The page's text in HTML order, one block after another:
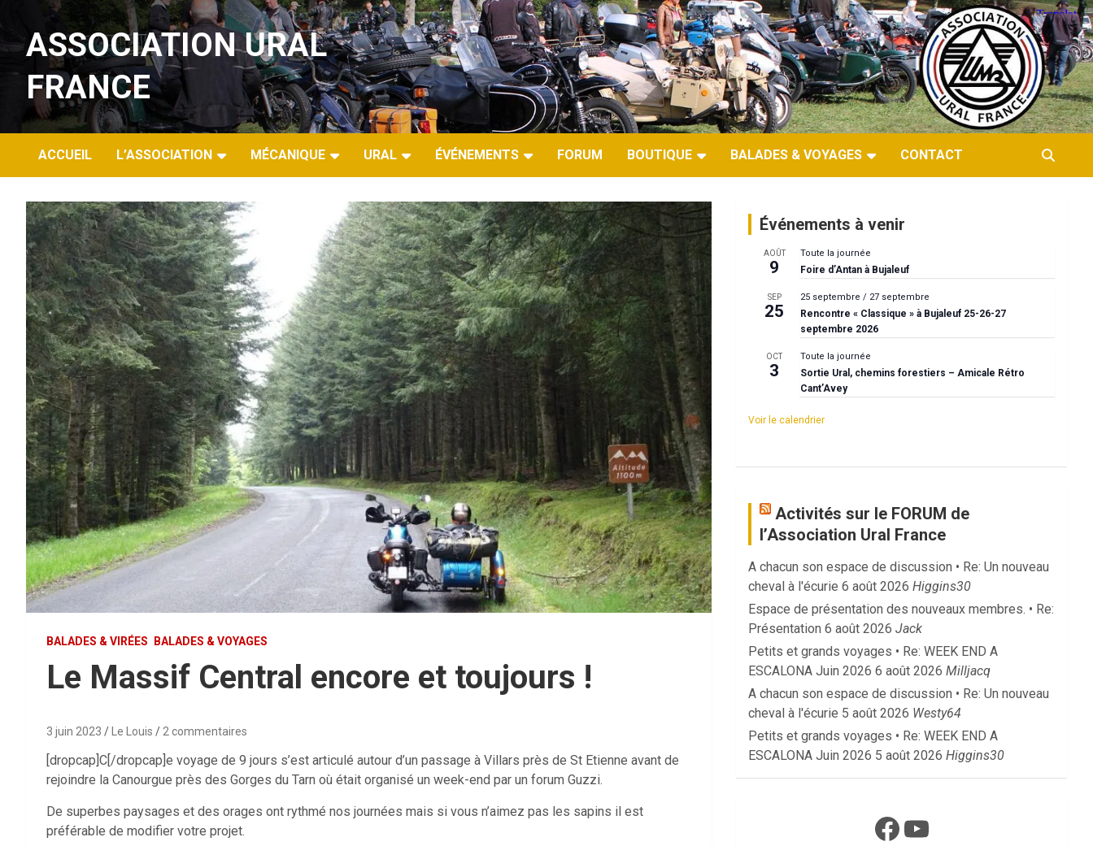
au
contenuASSOCIATION URAL
FRANCE
ACCUEIL L’ASSOCIATION MÉCANIQUE URAL ÉVÉNEMENTS FORUM BOUTIQUE BALADES & VOYAGES CONTACT
BALADES & VIRÉES BALADES & VOYAGES
Le Massif Central encore et toujours !
3 juin 2023 Le Louis 2 commentaires
[dropcap]C[/dropcap]e voyage de 9 jours s’est articulé autour d’un passage à Villars près de St Etienne avant de
rejoindre la Canourgue près des Gorges du Tarn où était organisé un week-end par un forum Guzzi.
De superbes paysages et des orages ont rythmé nos journées mais si vous n’aimez pas les sapins il est
préférable de modifier votre projet.
Événements à venir
AOÛT
9
Toute la journée
Foire d’Antan à Bujaleuf
SEP
25
25 septembre / 27 septembre
Rencontre « Classique » à Bujaleuf 25-26-27
septembre 2026
OCT
3
Toute la journée
Sortie Ural, chemins forestiers – Amicale Rétro
Cant’Avey
Voir le calendrier
Activités sur le FORUM de
l’Association Ural France
A chacun son espace de discussion • Re: Un nouveau
cheval à l'écurie 6 août 2026 Higgins30
Espace de présentation des nouveaux membres. • Re:
Présentation 6 août 2026 Jack
Petits et grands voyages • Re: WEEK END A
ESCALONA Juin 2026 6 août 2026 Milljacq
A chacun son espace de discussion • Re: Un nouveau
cheval à l'écurie 5 août 2026 Westy64
Petits et grands voyages • Re: WEEK END A
ESCALONA Juin 2026 5 août 2026 Higgins30
Facebook
YouTube